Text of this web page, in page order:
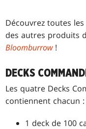
Découvrez toutes
des autres produits
Bloomburrow!
DECKS
Les quatre Decks
contiennent chacun :
1 deck de 100